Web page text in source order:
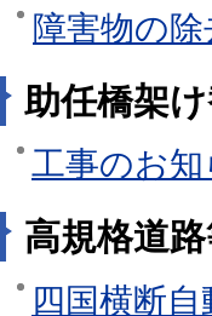
障害物の
助任橋架
工事のお知
高規格道
四国横断